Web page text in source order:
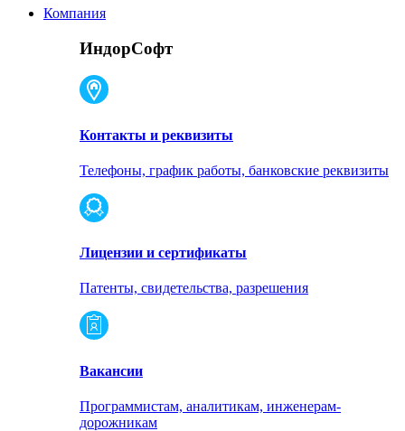
Компания
ИндорСофт
Контакты и реквизиты
Телефоны, график работы, банковские реквизиты
Лицензии и сертификаты
Патенты, свидетельства, разрешения
Вакансии
Программистам, аналитикам, инженерам-
дорожникам